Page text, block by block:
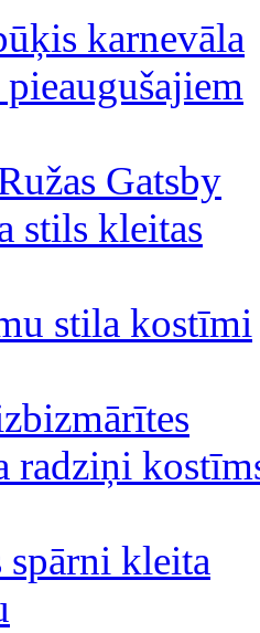
karnevāla
pieaugušajiem
Gatsby
stils kleitas
stila kostīmi
radziņi
spārni kleita